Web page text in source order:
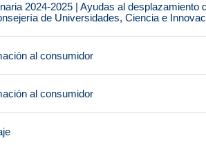
2024-2025 | Ayudas al desplazamiento
de Universidades, Ciencia e
al consumidor
al consumidor